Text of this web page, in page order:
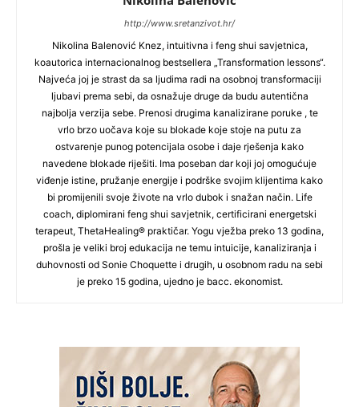
http://www.sretanzivot.hr/
Nikolina Balenović Knez, intuitivna i feng shui savjetnica,
koautorica internacionalnog bestsellera „Transformation lessons“.
Najveća joj je strast da sa ljudima radi na osobnoj transformaciji
ljubavi prema sebi, da osnažuje druge da budu autentična
najbolja verzija sebe. Prenosi drugima kanalizirane poruke , te
vrlo brzo uočava koje su blokade koje stoje na putu za
ostvarenje punog potencijala osobe i daje rješenja kako
navedene blokade riješiti. Ima poseban dar koji joj omogućuje
viđenje istine, pružanje energije i podrške svojim klijentima kako
bi promijenili svoje živote na vrlo dubok i snažan način. Life
coach, diplomirani feng shui savjetnik, certificirani energetski
terapeut, ThetaHealing® praktičar. Yogu vježba preko 13 godina,
prošla je veliki broj edukacija ne temu intuicije, kanaliziranja i
duhovnosti od Sonie Choquette i drugih, u osobnom radu na sebi
je preko 15 godina, ujedno je bacc. ekonomist.